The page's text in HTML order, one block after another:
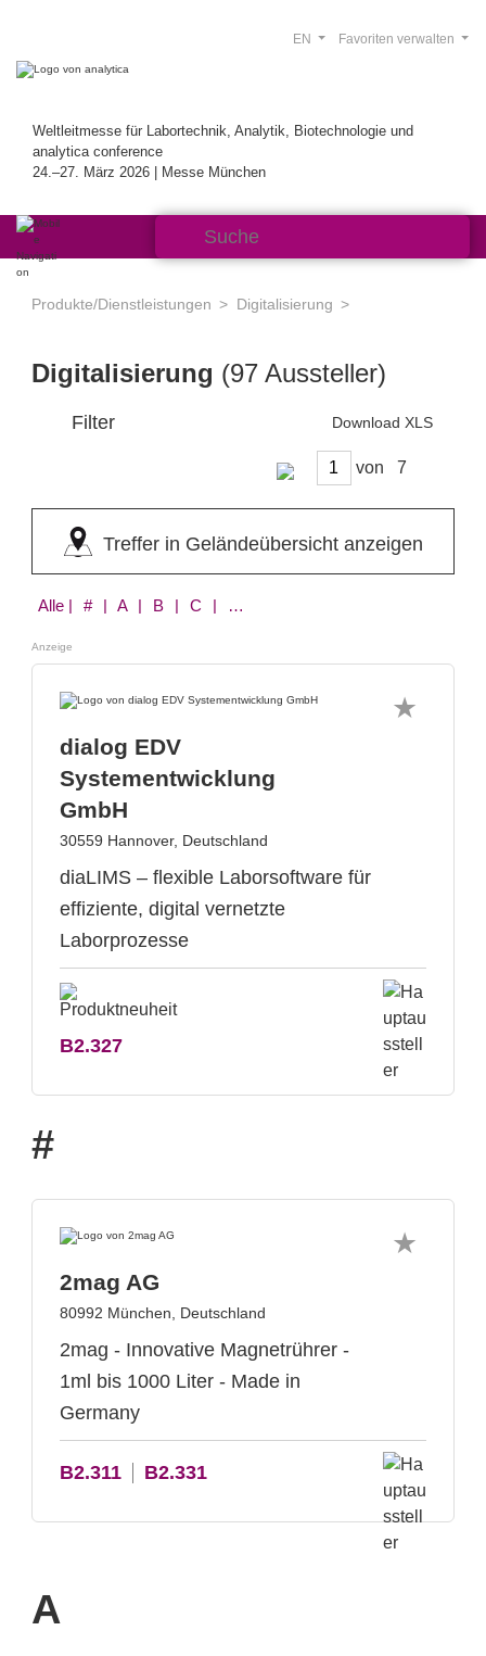
Weltleitmesse für Labortechnik, Analytik, Biotechnologie und
analytica conference
24.–27. März 2026 | Messe München
Favoriten verwalten
EN
Produkte/Dienstleistungen Digitalisierung
Digitalisierung (97 Aussteller)
Filter Download XLS
von
Treffer in Geländeübersicht anzeigen
Alle | # | A | B | C | D | E | F | G | H | I | J | L | M | N | O | P | Q | R | S | T | U | V | W | Z
Anzeige
dialog EDV
Systementwicklung
GmbH
30559 Hannover, Deutschland
diaLIMS – flexible Laborsoftware für
effiziente, digital vernetzte
Laborprozesse
B2.327
#
2mag AG
80992 München, Deutschland
2mag - Innovative Magnetrührer -
1ml bis 1000 Liter - Made in
Germany
B2.311 B2.331
A